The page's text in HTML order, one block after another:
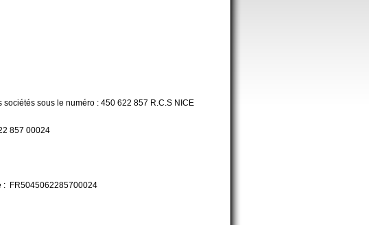
sous le numéro : 450 622 857 R.C.S NICE
857 00024
: FR5045062285700024